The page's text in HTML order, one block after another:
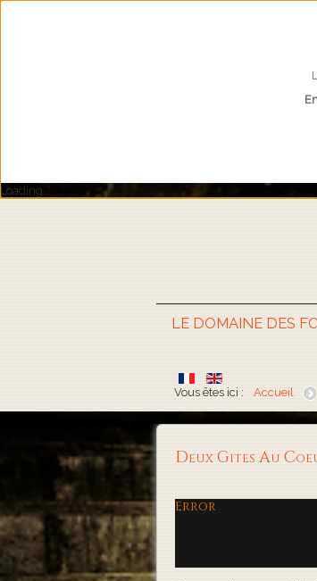
Loading...
LE DOMAINE DES
Vous êtes ici : Accueil
Deux Gites Au
Error